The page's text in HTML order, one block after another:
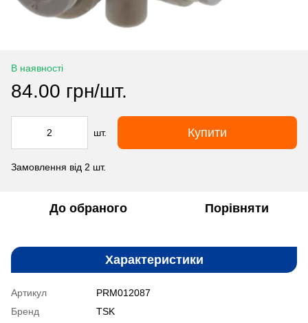
В наявності
84.00 грн/шт.
шт. Купити
Замовлення від 2 шт.
До обраного Порівняти
Характеристики
Артикул
PRM012087
Бренд
TSK